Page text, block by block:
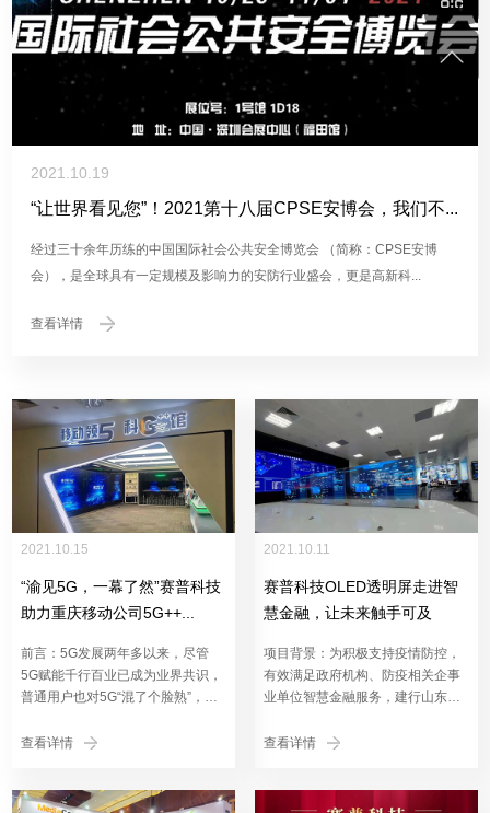
2021.10.19
“让世界看见您”！2021第十八届CPSE安博会，我们不...
经过三十余年历练的中国国际社会公共安全博览会 （简称：CPSE安博
会），是全球具有一定规模及影响力的安防行业盛会，更是高新科...
查看详情
2021.10.15
“渝见5G，一幕了然”赛普科技
助力重庆移动公司5G++...
前言：5G发展两年多以来，尽管
5G赋能千行百业已成为业界共识，
普通用户也对5G“混了个脸熟”，但
哪...
查看详情
2021.10.11
赛普科技OLED透明屏走进智
慧金融，让未来触手可及
项目背景：为积极支持疫情防控，
有效满足政府机构、防疫相关企事
业单位智慧金融服务，建行山东省
中...
查看详情